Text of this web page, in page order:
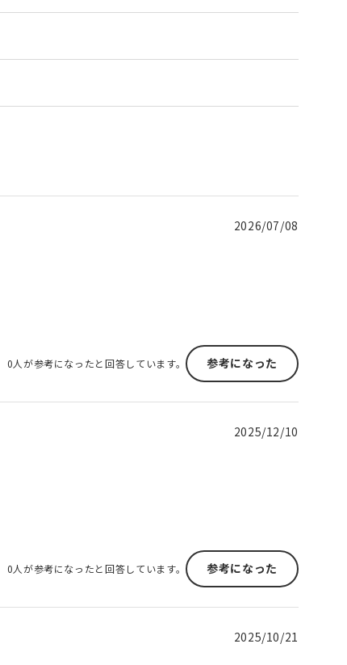
2026/07/08
0人が参考になったと回答しています。 参考になった
2025/12/10
0人が参考になったと回答しています。 参考になった
2025/10/21